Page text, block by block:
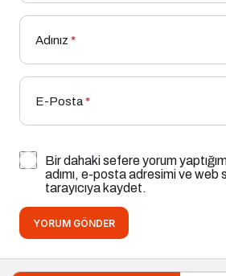
Adınız *
E-Posta*
Bir dahaki sefere yorum
adımı, e-posta adresimi ve web
tarayıcıya kaydet.
YORUM GÖNDER